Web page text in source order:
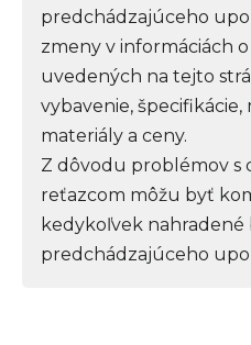
predchádzajúceho
zmeny v informáciách
uvedených na tejto
vybavenie, špecifikácie,
materiály a ceny.
Z dôvodu problémov s
reťazcom môžu byť
kedykoľvek nahradené
predchádzajúceho